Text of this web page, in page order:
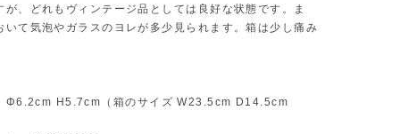
が、どれもヴィンテージ品としては良好な状態です。ま
いて気泡やガラスのヨレが多少見られます。箱は少し痛み
H5.7cm（箱のサイズ W23.5cm D14.5cm